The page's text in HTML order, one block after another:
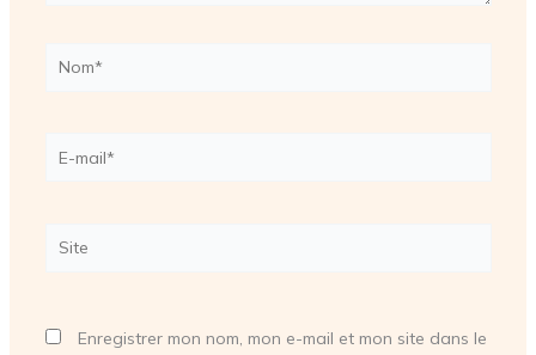
Nom*
E-
Site
Enregistrer mon nom, mon e-mail et mon site dans le